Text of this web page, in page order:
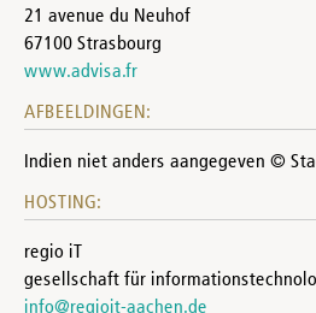
21 avenue du Neuhof
67100 Strasbourg
www.advisa.fr
AFBEELDINGEN:
Indien niet anders aangegeven ©
HOSTING:
regio iT
gesellschaft für
info@regioit-aachen.de